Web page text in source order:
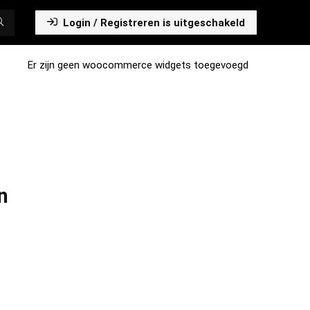
Login / Registreren is uitgeschakeld
Er zijn geen woocommerce widgets toegevoegd